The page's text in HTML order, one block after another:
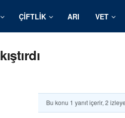
ÇIFTLIK ARI VET
Bu konu 1 yanıt içerir, 2